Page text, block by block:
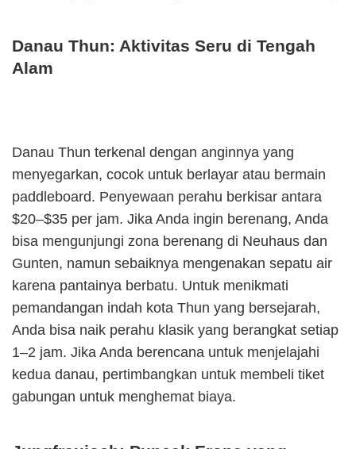
Danau Thun: Aktivitas Seru di Tengah
Alam
Danau Thun terkenal dengan anginnya yang
menyegarkan, cocok untuk berlayar atau bermain
paddleboard. Penyewaan perahu berkisar antara
$20–$35 per jam. Jika Anda ingin berenang, Anda
bisa mengunjungi zona berenang di Neuhaus dan
Gunten, namun sebaiknya mengenakan sepatu air
karena pantainya berbatu. Untuk menikmati
pemandangan indah kota Thun yang bersejarah,
Anda bisa naik perahu klasik yang berangkat setiap
1–2 jam. Jika Anda berencana untuk menjelajahi
kedua danau, pertimbangkan untuk membeli tiket
gabungan untuk menghemat biaya.